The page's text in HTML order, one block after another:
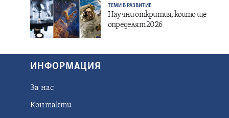
ТЕМИ В РАЗВИТИЕ
Научни открития, които ще
определят 2026
ИНФОРМАЦИЯ
За нас
Контакти